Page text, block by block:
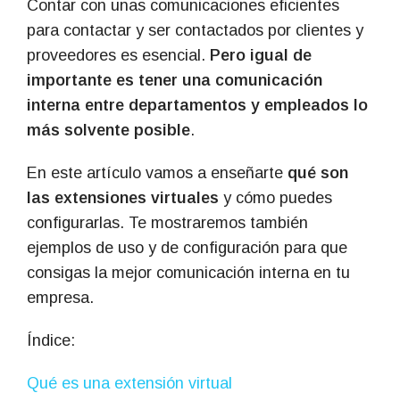
Contar con unas comunicaciones eficientes
para contactar y ser contactados por clientes y
proveedores es esencial. Pero igual de
importante es tener una comunicación
interna entre departamentos y empleados lo
más solvente posible.
En este artículo vamos a enseñarte qué son
las extensiones virtuales y cómo puedes
configurarlas. Te mostraremos también
ejemplos de uso y de configuración para que
consigas la mejor comunicación interna en tu
empresa.
Índice:
Qué es una extensión virtual